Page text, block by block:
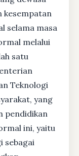
kesempatan
selama masa
melalui
satu
Teknologi
yang
pendidikan
ini, yaitu
sebagai